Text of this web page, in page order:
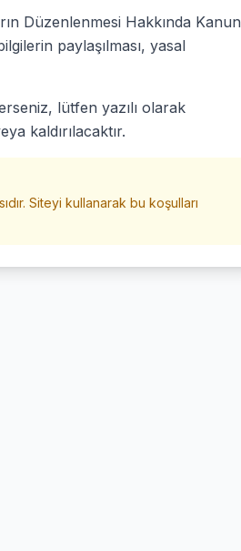
Düzenlenmesi Hakkında Kanun
paylaşılması, yasal
lütfen yazılı olarak
kaldırılacaktır.
Siteyi kullanarak bu koşulları